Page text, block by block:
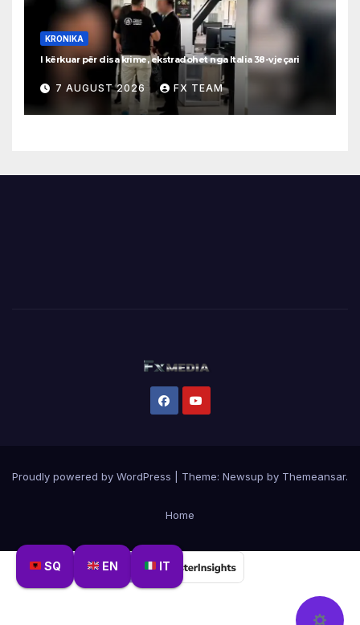
SQ EN IT
KRONIKA
I kërkuar për disa krime, ekstradohet nga Italia 38-vjeçari
7 AUGUST 2026 FX TEAM
Proudly powered by WordPress Theme: Newsup by Themeansar.
Home